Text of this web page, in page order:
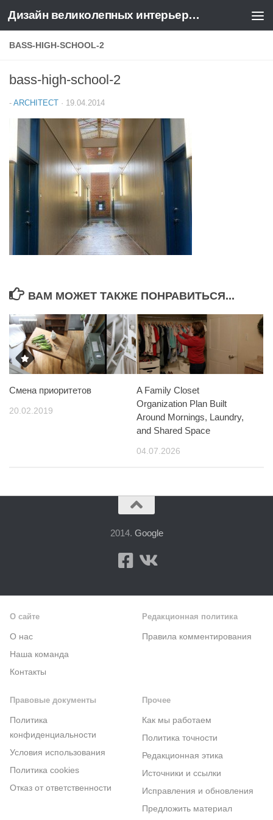
Перейти к содержимому Дизайн великолепных интерьеров квартир и домов
BASS-HIGH-SCHOOL-2
bass-high-school-2
- ARCHITECT · 19.04.2014
ВАМ МОЖЕТ ТАКЖЕ ПОНРАВИТЬСЯ...
Смена приоритетов
20.02.2019
A Family Closet
Organization Plan Built
Around Mornings, Laundry,
and Shared Space
04.07.2026
2014. Google
О сайте
О нас
Наша команда
Контакты
Редакционная политика
Правила комментирования
Правовые документы
Политика
конфиденциальности
Условия использования
Политика cookies
Отказ от ответственности
Прочее
Как мы работаем
Политика точности
Редакционная этика
Источники и ссылки
Исправления и обновления
Предложить материал